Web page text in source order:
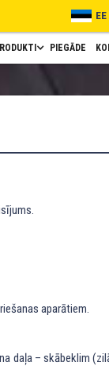
EE
PIEGĀDE
aparātiem.
daļa – skābeklim